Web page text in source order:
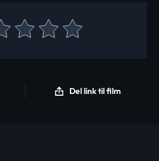
Del link til film